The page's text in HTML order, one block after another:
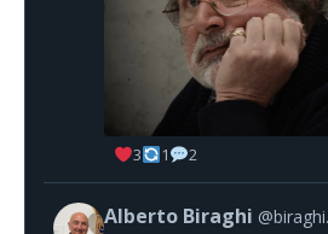
3 1 2
Alberto Biraghi